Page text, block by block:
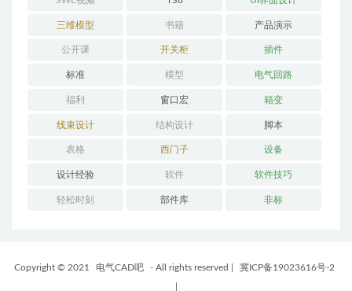
三维模型 书籍 产品演示
公开课 开关柜 插件
标准 模型 电气回路
福利 窗口宏 箱变
线束设计 结构设计 脚本
表格 西门子 设备
设计经验 软件 软件技巧
轻松时刻 部件库 非标
Copyright © 2021 电气CAD吧 - All rights reserved
冀ICP备19023616号-2